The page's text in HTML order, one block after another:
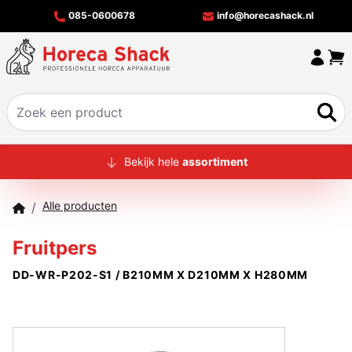
085-0600678 info@horecashack.nl
HOME
OFFERTECHECKER
Bekijk hele assortiment
/ Alle producten
Fruitpers
DD-WR-P202-S1 / B210MM X D210MM X H280MM